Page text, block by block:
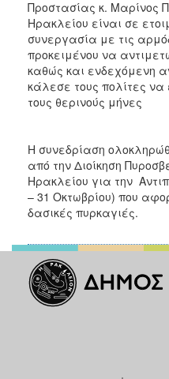
Προστασίας κ. Μαρίνος
Ηρακλείου είναι σε
συνεργασία με τις
προκειμένου να
καθώς και ενδεχόμενη
κάλεσε τους πολίτες να
τους θερινούς μήνες
Η συνεδρίαση
από την Διοίκηση
Ηρακλείου για την
– 31 Οκτωβρίου) που
δασικές πυρκαγιές.